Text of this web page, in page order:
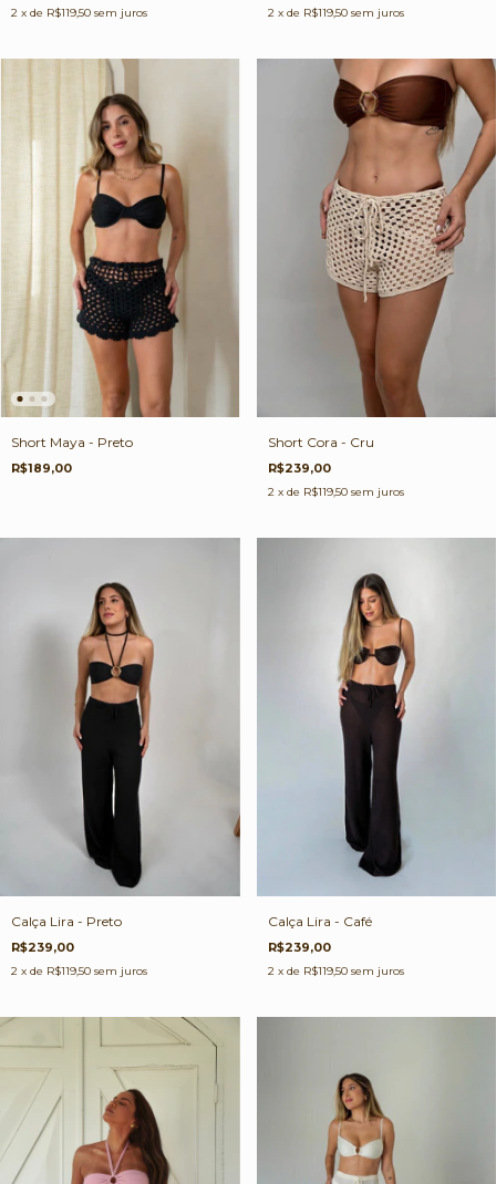
2 x de R$119,50 sem juros 2 x de R$119,50 sem juros
Short Maya - Preto
R$189,00
Short Cora - Cru
R$239,00
2 x de R$119,50 sem juros
Calça Lira - Preto
R$239,00
2 x de R$119,50 sem juros
Calça Lira - Café
R$239,00
2 x de R$119,50 sem juros